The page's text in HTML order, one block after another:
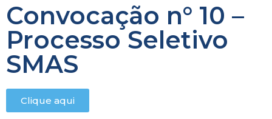
Convocação n° 10 –
Processo Seletivo
SMAS
Clique aqui